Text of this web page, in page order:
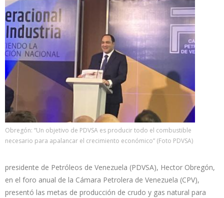
Obregón: “Un objetivo de PDVSA es producir todo el combustible
necesario para apalancar el crecimiento económico” (Foto PDVSA)
presidente de Petróleos de Venezuela (PDVSA), Hector Obregón,
en el foro anual de la Cámara Petrolera de Venezuela (CPV),
presentó las metas de producción de crudo y gas natural para